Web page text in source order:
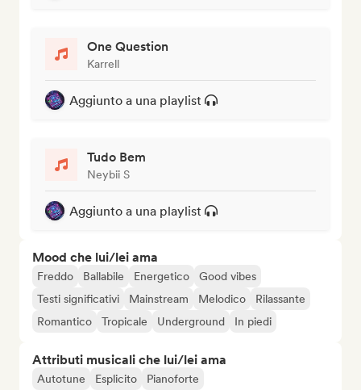
One Question
Karrell
Aggiunto a una playlist
Tudo Bem
Neybii S
Aggiunto a una playlist
Mood che lui/lei ama
Freddo Ballabile Energetico
Good vibes
Testi significativi
Mainstream Melodico
Rilassante
Romantico
Tropicale Underground In piedi
Attributi musicali che lui/lei ama
Autotune Esplicito Pianoforte